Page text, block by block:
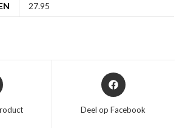
27.95
Opent
in
nieuw
Deel op Facebook